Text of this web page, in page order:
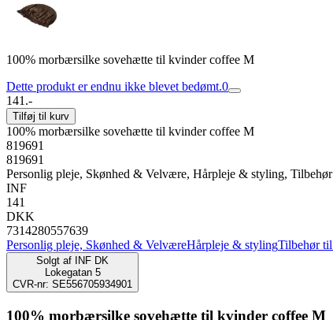
100% morbærsilke sovehætte til kvinder coffee M
Dette produkt er endnu ikke blevet bedømt.0
141.-
Tilføj til kurv
100% morbærsilke sovehætte til kvinder coffee M
819691
819691
Personlig pleje, Skønhed & Velvære, Hårpleje & styling,
INF
141
DKK
7314280557639
Personlig pleje, Skønhed & VelværeHårpleje & stylingTilbehør
Solgt af
INF DK
Lokegatan 5
CVR-nr: SE556705934901
100% morbærsilke sovehætte til kvinder coffee M